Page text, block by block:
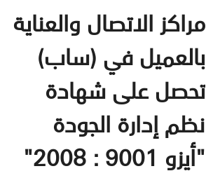
مراكز الاتصال والعناية
بالعميل في (ساب)
تحصل على شهادة
نظم إدارة الجودة
"أيزو 9001 : 2008"